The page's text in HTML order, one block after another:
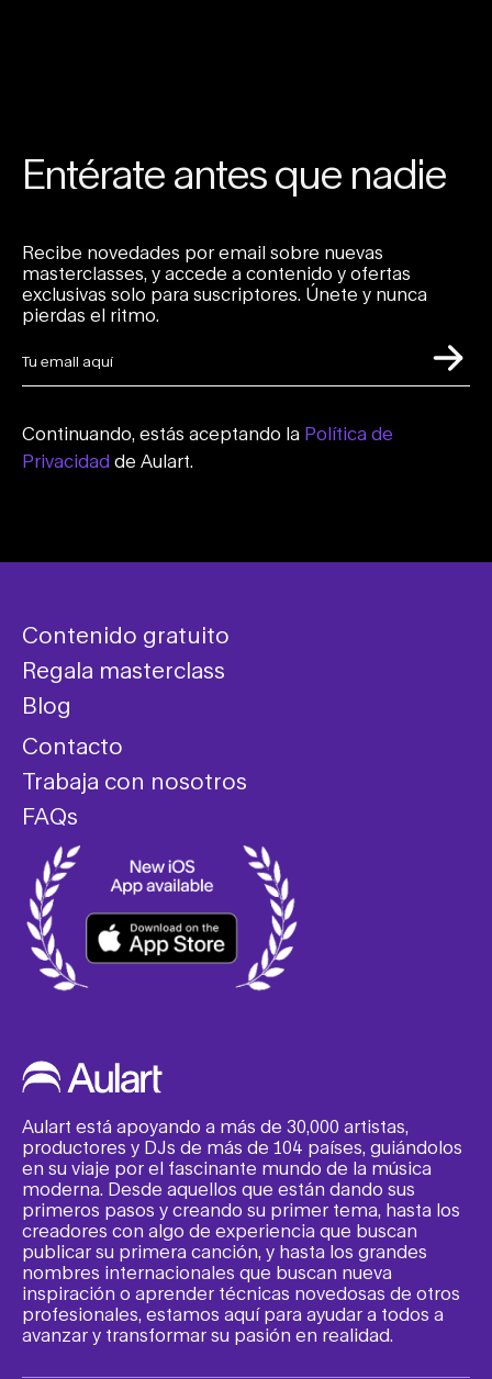
Entérate antes que nadie
Recibe novedades por email sobre nuevas
masterclasses, y accede a contenido y ofertas
exclusivas solo para suscriptores. Únete y nunca
pierdas el ritmo.
Continuando, estás aceptando la Política de
Privacidad de Aulart.
Contenido gratuito
Regala masterclass
Blog
Contacto
Trabaja con nosotros
FAQs
Aulart está apoyando a más de 30,000 artistas,
productores y DJs de más de 104 países, guiándolos
en su viaje por el fascinante mundo de la música
moderna. Desde aquellos que están dando sus
primeros pasos y creando su primer tema, hasta los
creadores con algo de experiencia que buscan
publicar su primera canción, y hasta los grandes
nombres internacionales que buscan nueva
inspiración o aprender técnicas novedosas de otros
profesionales, estamos aquí para ayudar a todos a
avanzar y transformar su pasión en realidad.